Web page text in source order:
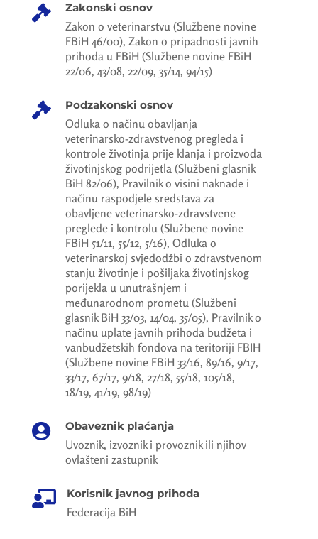
 Zakonski osnov
Zakon o veterinarstvu (Službene novine
FBiH 46/00), Zakon o pripadnosti javnih
prihoda u FBiH (Službene novine FBiH
22/06, 43/08, 22/09, 35/14, 94/15)
 Podzakonski osnov
Odluka o načinu obavljanja
veterinarsko-zdravstvenog pregleda i
kontrole životinja prije klanja i proizvoda
životinjskog podrijetla (Službeni glasnik
BiH 82/06), Pravilnik o visini naknade i
načinu raspodjele sredstava za
obavljene veterinarsko-zdravstvene
preglede i kontrolu (Službene novine
FBiH 51/11, 55/12, 5/16), Odluka o
veterinarskoj svjedodžbi o zdravstvenom
stanju životinje i pošiljaka životinjskog
porijekla u unutrašnjem i
međunarodnom prometu (Službeni
glasnik BiH 33/03, 14/04, 35/05), Pravilnik o
načinu uplate javnih prihoda budžeta i
vanbudžetskih fondova na teritoriji FBIH
(Službene novine FBiH 33/16, 89/16, 9/17,
33/17, 67/17, 9/18, 27/18, 55/18, 105/18,
18/19, 41/19, 98/19)
 Obaveznik plaćanja
Uvoznik, izvoznik i provoznik ili njihov
ovlašteni zastupnik
 Korisnik javnog prihoda
Federacija BiH